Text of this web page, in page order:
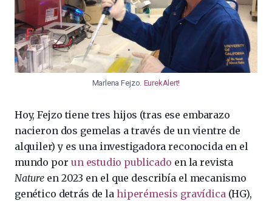
Marlena Fejzo. EurekAlert!
Hoy, Fejzo tiene tres hijos (tras ese embarazo
nacieron dos gemelas a través de un vientre de
alquiler) y es una investigadora reconocida en el
mundo por un estudio publicado en la revista
Natureen 2023 en el que describía el mecanismo
genético detrás de lahiperémesis gravídica(HG),